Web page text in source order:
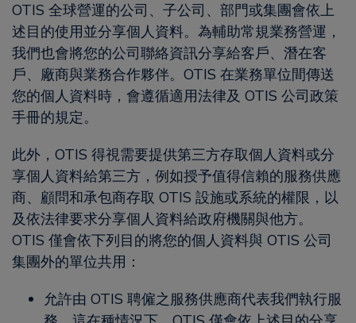
OTIS 全球營運的公司、子公司、部門或集團會依上
述目的使用並分享個人資料。為輔助常規業務營運，
我們也會將您的公司聯絡資訊分享給客戶、潛在客
戶、廠商與業務合作夥伴。OTIS 在業務單位間傳送
您的個人資料時，會遵循適用法律及 OTIS 公司政策
手冊的規定。
此外，OTIS 得視需要提供第三方存取個人資料或分
享個人資料給第三方，例如授予值得信賴的服務供應
商、顧問和承包商存取 OTIS 設施或系統的權限，以
及依法律要求分享個人資料給政府機關與他方。
OTIS 僅會依下列目的將您的個人資料與 OTIS 公司
集團外的單位共用：
允許由 OTIS 聘僱之服務供應商代表我們執行服